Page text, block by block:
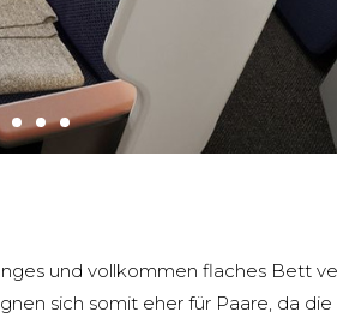
und vollkommen flaches Bett
sich somit eher für Paare, da die